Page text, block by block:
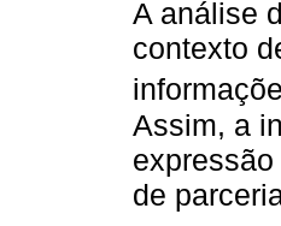
A análise
contexto
Assim, a
de